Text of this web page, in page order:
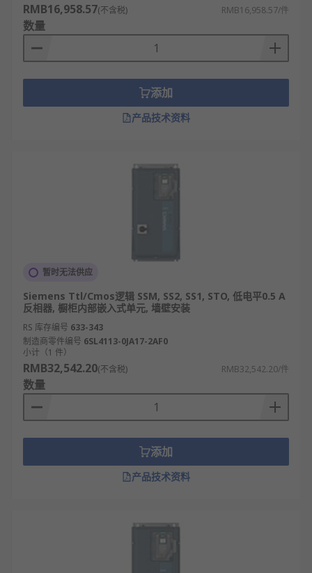
RMB16,958.57(不含税) RMB16,958.57/件
数量
添加
产品技术资料
暂时无法供应
Siemens Ttl/Cmos逻辑 SSM, SS2, SS1, STO, 低电平0.5 A
反相器, 橱柜内部嵌入式单元, 墙壁安装
RS 库存编号 633-343
制造商零件编号 6SL4113-0JA17-2AF0
小计（1 件）
RMB32,542.20(不含税) RMB32,542.20/件
数量
添加
产品技术资料